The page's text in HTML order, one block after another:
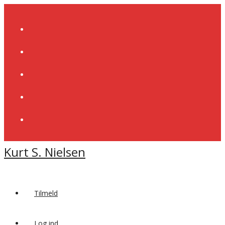
Kurt S. Nielsen
Tilmeld